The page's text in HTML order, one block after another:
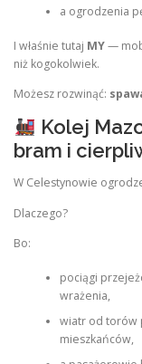
a ogrodzenia
I właśnie tutaj MY—
niż kogokolwiek.
Możesz rozwinąć:
Kolej
bram i
W Celestynowie
Dlaczego?
Bo:
pociągi
wrażenia,
wiatr od torów
mieszkańców,